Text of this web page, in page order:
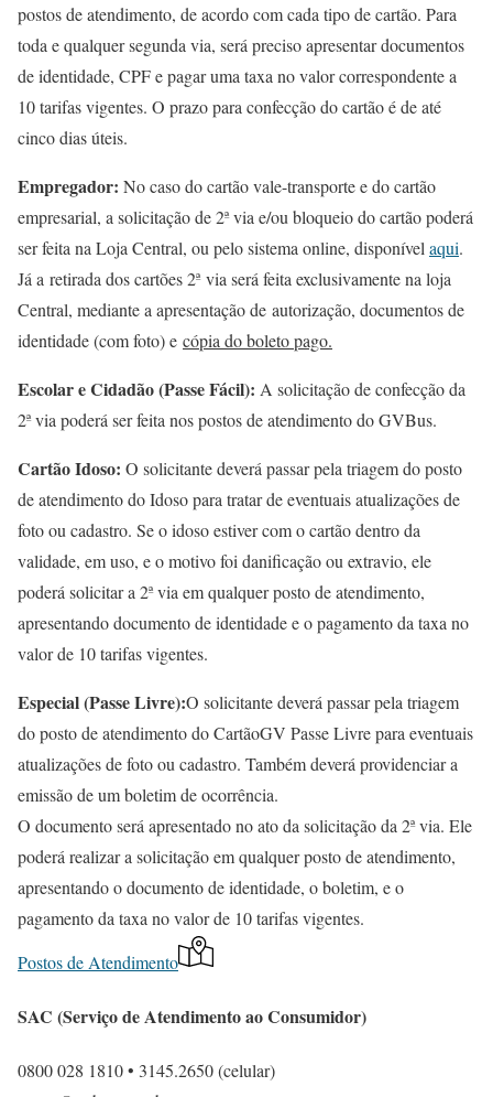
postos de atendimento, de acordo com cada tipo de cartão. Para
toda e qualquer segunda via, será preciso apresentar documentos
de identidade, CPF e pagar uma taxa no valor correspondente a
10 tarifas vigentes. O prazo para confecção do cartão é de até
cinco dias úteis.
Empregador: No caso do cartão vale-transporte e do cartão
empresarial, a solicitação de 2ª via e/ou bloqueio do cartão poderá
ser feita na Loja Central, ou pelo sistema online, disponível aqui.
Já a retirada dos cartões 2ª via será feita exclusivamente na loja
Central, mediante a apresentação de autorização, documentos de
identidade (com foto) e cópia do boleto pago.
Escolar e Cidadão (Passe Fácil): A solicitação de confecção da
2ª via poderá ser feita nos postos de atendimento do GVBus.
Cartão Idoso: O solicitante deverá passar pela triagem do posto
de atendimento do Idoso para tratar de eventuais atualizações de
foto ou cadastro. Se o idoso estiver com o cartão dentro da
validade, em uso, e o motivo foi danificação ou extravio, ele
poderá solicitar a 2ª via em qualquer posto de atendimento,
apresentando documento de identidade e o pagamento da taxa no
valor de 10 tarifas vigentes.
Especial (Passe Livre):O solicitante deverá passar pela triagem
do posto de atendimento do CartãoGV Passe Livre para eventuais
atualizações de foto ou cadastro. Também deverá providenciar a
emissão de um boletim de ocorrência.
O documento será apresentado no ato da solicitação da 2ª via. Ele
poderá realizar a solicitação em qualquer posto de atendimento,
apresentando o documento de identidade, o boletim, e o
pagamento da taxa no valor de 10 tarifas vigentes.
Postos de Atendimento
SAC (Serviço de Atendimento ao Consumidor)
0800 028 1810 • 3145.2650 (celular)